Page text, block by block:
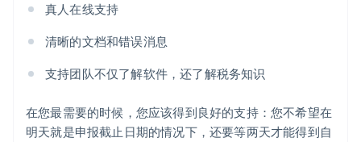
真人在线支持
清晰的文档和错误消息
支持团队不仅了解软件，还了解税务知识
在您最需要的时候，您应该得到良好的支持：您不希望在
明天就是申报截止日期的情况下，还要等两天才能得到自